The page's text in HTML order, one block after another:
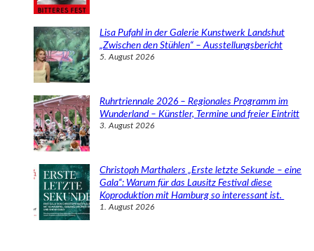
Lisa Pufahl in der Galerie Kunstwerk Landshut
„Zwischen den Stühlen“ – Ausstellungsbericht
5. August 2026
Ruhrtriennale 2026 – Regionales Programm im
Wunderland – Künstler, Termine und freier Eintritt
3. August 2026
Christoph Marthalers „Erste letzte Sekunde – eine
Gala“: Warum für das Lausitz Festival diese
Koproduktion mit Hamburg so interessant ist.
1. August 2026